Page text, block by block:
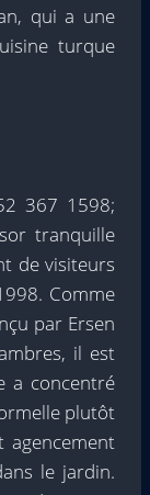
qui a une
turque
367 1598;
tranquille
de visiteurs
Comme
par Ersen
il est
a concentré
plutôt
agencement
le jardin.